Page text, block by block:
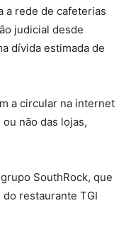
a rede de cafeterias
judicial desde
dívida estimada de
a circular na internet
não das lojas,
SouthRock, que
restaurante TGI